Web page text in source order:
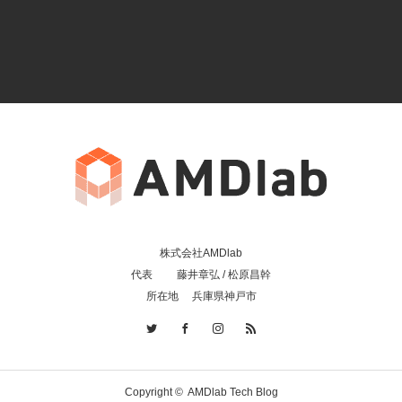
株式会社AMDlab
代表 藤井章弘 / 松原昌幹
所在地 兵庫県神戸市
Copyright © AMDlab Tech Blog